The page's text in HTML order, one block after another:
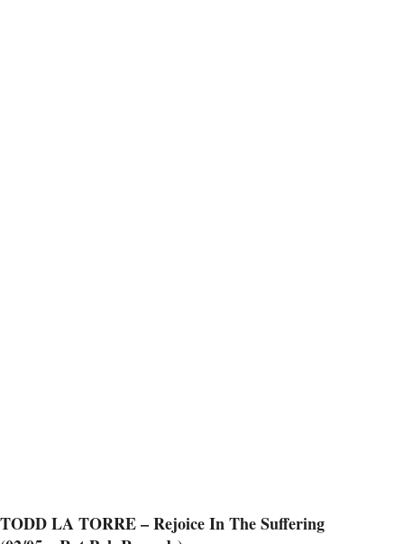
TODD LA TORRE – Rejoice In The Suffering